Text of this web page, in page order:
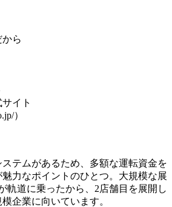
ら
イト
）
テムがあるため、多額な運転資金を
力なポイントのひとつ。大規模な展
軌道に乗ったから、2店舗目を展開し
企業に向いています。